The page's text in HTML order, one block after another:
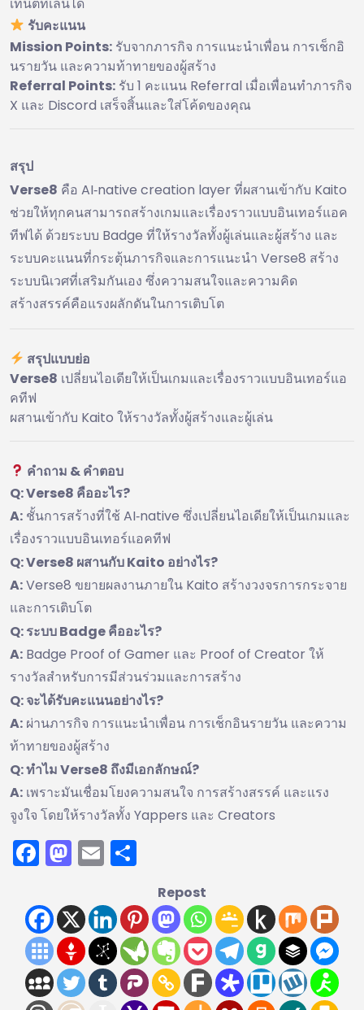
รับคะแนน
Mission Points: รับจากภารกิจ การแนะนำเพื่อน การเช็กอิ
นรายวัน และความท้าทายของผู้สร้าง
Referral Points: รับ 1 คะแนน Referral เมื่อเพื่อนทำภารกิจ
X และ Discord เสร็จสิ้นและใส่โค้ดของคุณ
สรุป
Verse8 คือ AI‑native creation layer ที่ผสานเข้ากับ Kaito
ช่วยให้ทุกคนสามารถสร้างเกมและเรื่องราวแบบอินเทอร์แอค
ทีฟได้ ด้วยระบบ Badge ที่ให้รางวัลทั้งผู้เล่นและผู้สร้าง และ
ระบบคะแนนที่กระตุ้นภารกิจและการแนะนำ Verse8 สร้าง
ระบบนิเวศที่เสริมกันเอง ซึ่งความสนใจและความคิด
สร้างสรรค์คือแรงผลักดันในการเติบโต
สรุปแบบย่อ
Verse8 เปลี่ยนไอเดียให้เป็นเกมและเรื่องราวแบบอินเทอร์แอ
คทีฟ
ผสานเข้ากับ Kaito ให้รางวัลทั้งผู้สร้างและผู้เล่น
คำถาม & คำตอบ
Q: Verse8 คืออะไร?
A: ชั้นการสร้างที่ใช้ AI‑native ซึ่งเปลี่ยนไอเดียให้เป็นเกมและ
เรื่องราวแบบอินเทอร์แอคทีฟ
Q: Verse8 ผสานกับ Kaito อย่างไร?
A:Verse8 ขยายผลงานภายใน Kaito สร้างวงจรการกระจาย
และการเติบโต
Q: ระบบ Badge คืออะไร?
A: Badge Proof of Gamer และ Proof of Creator ให้
รางวัลสำหรับการมีส่วนร่วมและการสร้าง
Q: จะได้รับคะแนนอย่างไร?
A: ผ่านภารกิจ การแนะนำเพื่อน การเช็กอินรายวัน และความ
ท้าทายของผู้สร้าง
Q: ทำไม Verse8 ถึงมีเอกลักษณ์?
A: เพราะมันเชื่อมโยงความสนใจ การสร้างสรรค์ และแรง
จูงใจ โดยให้รางวัลทั้ง Yappers และ Creators
Facebook
Mastodon
Email
Repost